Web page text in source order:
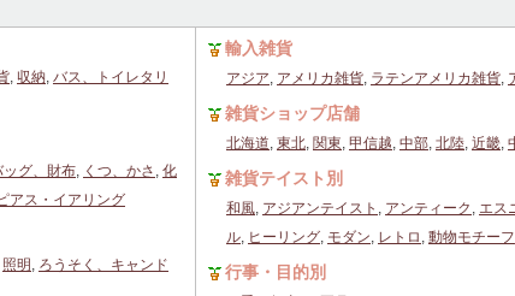
, 収納, バス、トイレタリ
ッグ、財布, くつ、かさ , 化
アス・イアリング
照明 , ろうそく、キャンド
輸入雑貨
アジア, アメリカ雑貨, ラテンアメリカ雑貨,
雑貨ショップ店舗
北海道, 東北, 関東, 甲信越, 中部, 北陸, 近畿,
雑貨テイスト別
和風, アジアンテイスト , アンティーク , エス
ル, ヒーリング, モダン, レトロ , 動物モチーフ
行事・目的別